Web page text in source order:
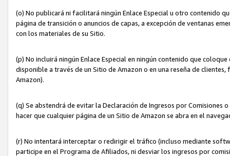
(o) No publicará ni facilitará ningún Enlace Especial u otro contenido
página de transición o anuncios de capas, a excepción de ventanas
con los materiales de su Sitio.
(p) No incluirá ningún Enlace Especial en ningún contenido que
disponible a través de un Sitio de Amazon o en una reseña de
Amazon).
(q) Se abstendrá de evitar la Declaración de Ingresos por
hacer que cualquier página de un Sitio de Amazon se abra en el
(r) No intentará interceptar o redirigir el tráfico (incluso mediante
participe en el Programa de Afiliados, ni desviar los ingresos por